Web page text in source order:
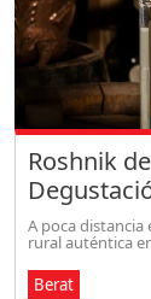
Roshnik
A poca distancia
rural auténtica
Berat